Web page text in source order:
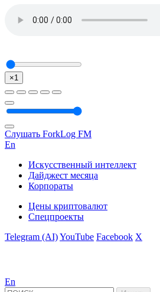
×1
Слушать ForkLog FM
En
Искусственный интеллект
Дайджест месяца
Корпораты
Цены криптовалют
Спецпроекты
Telegram (AI)YouTube Facebook X
En